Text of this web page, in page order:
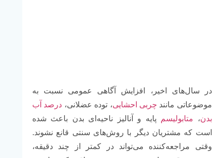
در سال‌های اخیر، افزایش آگاهی عمومی نسبت به
موضوعاتی مانند چربی احشایی، توده عضلانی، درصد آب
بدن، متابولیسم پایه و آنالیز ناحیه‌ای بدن باعث شده
است که مشتریان دیگر با روش‌های سنتی قانع نشوند.
وقتی مراجعه‌کننده می‌تواند در کمتر از چند دقیقه،